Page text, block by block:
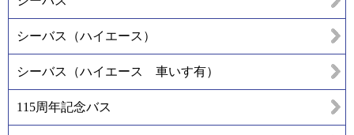
シーバス（ハイエース）
シーバス（ハイエース 車いす有）
115周年記念バス